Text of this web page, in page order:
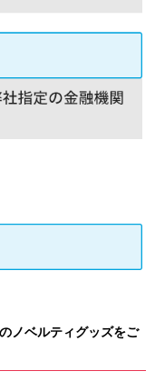
ノベルティグッズをご